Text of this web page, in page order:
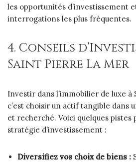
les opportunités d’investissement
interrogations les plus fréquentes.
4. Conseils
Saint Pierre La Mer
Investir dans l’immobilier de luxe
c’est choisir un actif tangible dans
et recherché. Voici quelques
stratégie d’investissement :
Diversifiez vos choix de biens :